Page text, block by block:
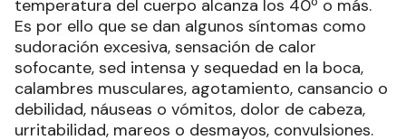
temperatura del cuerpo alcanza los 40º o más.
Es por ello que se dan algunos síntomas como
sudoración excesiva, sensación de calor
sofocante, sed intensa y sequedad en la boca,
calambres musculares, agotamiento, cansancio o
debilidad, náuseas o vómitos, dolor de cabeza,
urritabilidad, mareos o desmayos, convulsiones.